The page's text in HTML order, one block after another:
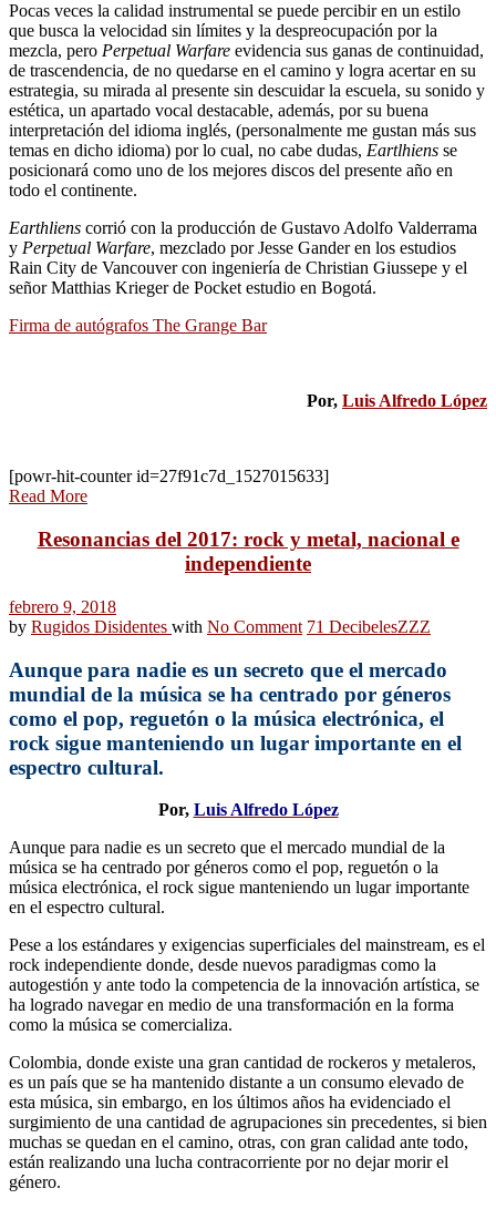
Pocas veces la calidad instrumental se puede percibir en un estilo
que busca la velocidad sin límites y la despreocupación por la
mezcla, pero Perpetual Warfare evidencia sus ganas de continuidad,
de trascendencia, de no quedarse en el camino y logra acertar en su
estrategia, su mirada al presente sin descuidar la escuela, su sonido y
estética, un apartado vocal destacable, además, por su buena
interpretación del idioma inglés, (personalmente me gustan más sus
temas en dicho idioma) por lo cual, no cabe dudas, Eartlhiens se
posicionará como uno de los mejores discos del presente año en
todo el continente.
Earthliens corrió con la producción de Gustavo Adolfo Valderrama
y Perpetual Warfare, mezclado por Jesse Gander en los estudios
Rain City de Vancouver con ingeniería de Christian Giussepe y el
señor Matthias Krieger de Pocket estudio en Bogotá.
Firma de autógrafos The Grange Bar
Por, Luis Alfredo López
[powr-hit-counter id=27f91c7d_1527015633]
Read More
Resonancias del 2017: rock y metal, nacional e
independiente
febrero 9, 2018
by Rugidos Disidentes with No Comment 71 DecibelesZZZ
Aunque para nadie es un secreto que el mercado
mundial de la música se ha centrado por géneros
como el pop, reguetón o la música electrónica, el
rock sigue manteniendo un lugar importante en el
espectro cultural.
Por, Luis Alfredo López
Aunque para nadie es un secreto que el mercado mundial de la
música se ha centrado por géneros como el pop, reguetón o la
música electrónica, el rock sigue manteniendo un lugar importante
en el espectro cultural.
Pese a los estándares y exigencias superficiales del mainstream, es el
rock independiente donde, desde nuevos paradigmas como la
autogestión y ante todo la competencia de la innovación artística, se
ha logrado navegar en medio de una transformación en la forma
como la música se comercializa.
Colombia, donde existe una gran cantidad de rockeros y metaleros,
es un país que se ha mantenido distante a un consumo elevado de
esta música, sin embargo, en los últimos años ha evidenciado el
surgimiento de una cantidad de agrupaciones sin precedentes, si bien
muchas se quedan en el camino, otras, con gran calidad ante todo,
están realizando una lucha contracorriente por no dejar morir el
género.